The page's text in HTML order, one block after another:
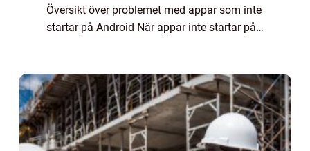
Översikt över problemet med appar som inte
startar på Android När appar inte startar på
k...